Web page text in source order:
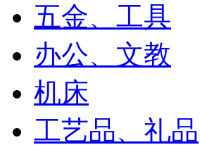
五金、工具
办公、文教
机床
工艺品、礼品